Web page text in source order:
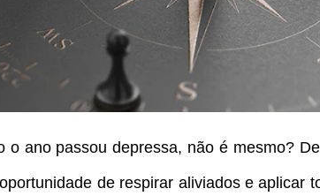
ano passou depressa, não é mesmo?
de respirar aliviados e aplicar